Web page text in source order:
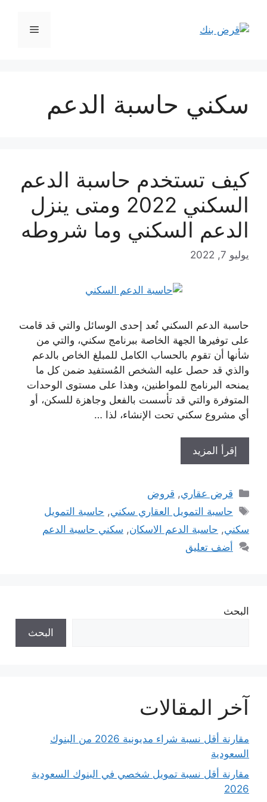
المحتوى
القائمة
سكني حاسبة الدعم
كيف تستخدم حاسبة الدعم
السكني 2022 ومتى ينزل
الدعم السكني وما شروطه
يوليو 7, 2022
حاسبة الدعم السكني تُعد إحدى الوسائل والتي قد قامت
على توفيرها الجهة الخاصة ببرنامج سكني، والتي من
شأنها أن تقوم بالحساب الكامل للمبلغ الخاص بالدعم
والذي قد حصل عليه الشخص المُستفيد ضمن كل ما
يمنحه البرنامج للمواطنين، وهذا على مستوى الوحدات
المتوفرة والتي قد تأسست بالفعل وجاهزة للسكن، أو
أي مشروع سكني تحت الإنشاء، لذا …
إقرأ المزيد
التصنيفات
قرض عقاري, قروض
الوسوم
حاسبة التمويل العقاري سكني, حاسبة التمويل
سكني, حاسبة الدعم الاسكان, سكني حاسبة الدعم
أضف تعليق
البحث
البحث
آخر المقالات
مقارنة أقل نسبة شراء مديونية 2026 من البنوك
السعودية
مقارنة أقل نسبة تمويل شخصي في البنوك السعودية
2026